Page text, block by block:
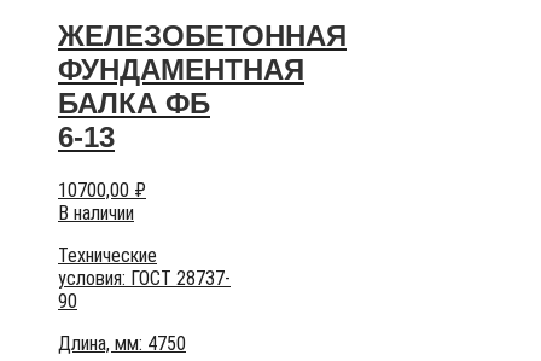
ЖЕЛЕЗОБЕТОННАЯ
ФУНДАМЕНТНАЯ
БАЛКА ФБ
6-13
10700,00 ₽
В наличии
Технические
условия: ГОСТ 28737-
90
Длина, мм: 4750